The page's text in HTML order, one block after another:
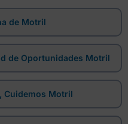
de Motril
de Oportunidades Motril
Cuidemos Motril